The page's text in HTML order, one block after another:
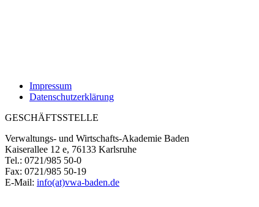
Impressum
Datenschutzerklärung
GESCHÄFTSSTELLE
Verwaltungs- und Wirtschafts-Akademie Baden
Kaiserallee 12 e, 76133 Karlsruhe
Tel.: 0721/985 50-0
Fax: 0721/985 50-19
E-Mail: info(at)vwa-baden.de